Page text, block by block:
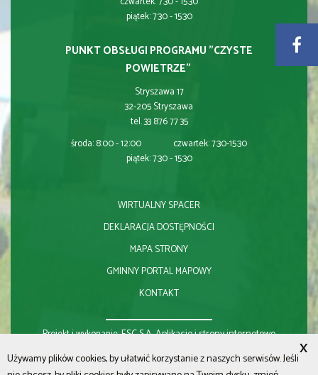
piątek: 7:30 - 15:30
PUNKT OBSŁUGI PROGRAMU "CZYSTE
POWIETRZE"
Stryszawa 17
32-205 Stryszawa
tel. 33 876 77 35
środa: 8:00 - 12:00 czwartek: 7:30-15:30
piątek: 7:30 - 15:30
WIRTUALNY SPACER
DEKLARACJA DOSTĘPNOŚCI
MAPA STRONY
GMINNY PORTAL MAPOWY
KONTAKT
Projekt i wykonanie:ESC S.A.Aplikacje i strony internetowe
Używamy plików cookies, by ułatwić korzystanie z naszych serwisów. JeśliX